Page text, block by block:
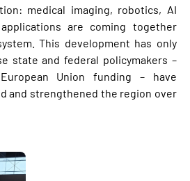
medical imaging, robotics, AI
are coming together
This development has only
state and federal policymakers –
Union funding – have
and strengthened the region over